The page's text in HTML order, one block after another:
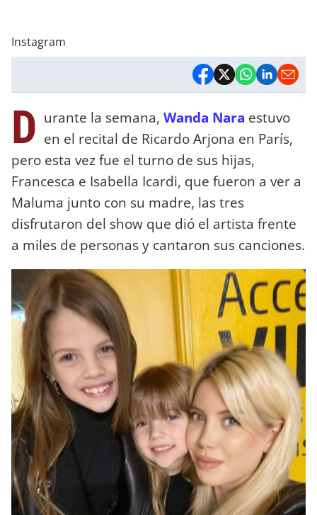
Instagram
D urante la semana, Wanda Nara estuvo
en el recital de Ricardo Arjona en París,
pero esta vez fue el turno de sus hijas,
Francesca e Isabella Icardi, que fueron a ver a
Maluma junto con su madre, las tres
disfrutaron del show que dió el artista frente
a miles de personas y cantaron sus canciones.